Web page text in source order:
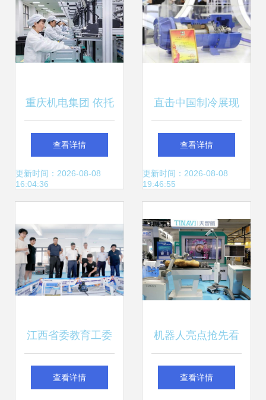
届就业服务工作
重庆机电集团 依托
技术中心“国家队”
筑牢科技创新坚实
查看详情
更新时间：2026-08-08
16:04:36
直击中国制冷展现
场 | 鑫磊“磁悬浮
+”综合解决方案，
色“鑫”！
查看详情
更新时间：2026-08-08
19:46:55
江西省委教育工委
委员、省教育厅副
查看详情
机器人亮点抢先看
智能科技领域的技
查看详情